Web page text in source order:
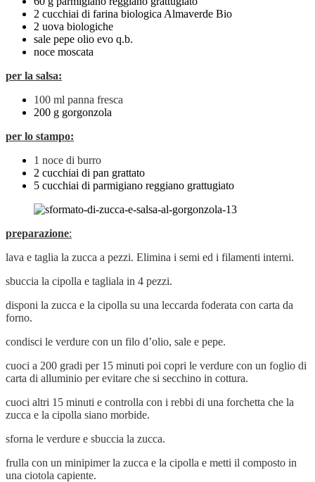
2 cucchiai di farina biologica Almaverde Bio
2 uova biologiche
sale pepe olio evo q.b.
noce moscata
per la salsa:
100 ml panna fresca
200 g gorgonzola
per lo stampo:
1 noce di burro
2 cucchiai di pan grattato
5 cucchiai di parmigiano reggiano grattugiato
preparazione:
lava e taglia la zucca a pezzi. Elimina i semi ed i filamenti interni.
sbuccia la cipolla e tagliala in 4 pezzi.
disponi la zucca e la cipolla su una leccarda foderata con carta da
forno.
condisci le verdure con un filo d’olio, sale e pepe.
cuoci a 200 gradi per 15 minuti poi copri le verdure con un foglio di
carta di alluminio per evitare che si secchino in cottura.
cuoci altri 15 minuti e controlla con i rebbi di una forchetta che la
zucca e la cipolla siano morbide.
sforna le verdure e sbuccia la zucca.
frulla con un minipimer la zucca e la cipolla e metti il composto in
una ciotola capiente.